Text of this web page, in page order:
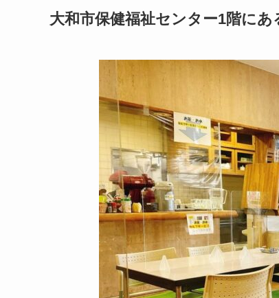
大和市保健福祉センター1階に